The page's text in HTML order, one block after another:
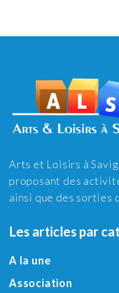
Arts et Loisirs à
proposant des
ainsi que des sorties
Les articles par
A la une
Association